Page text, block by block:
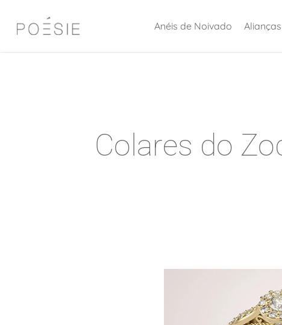
Anéis de Noivado Alianças
Colares do